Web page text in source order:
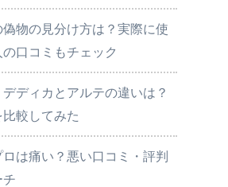
偽物の見分け方は？実際に使
口コミもチェック
デディカとアルテの違いは？
較してみた
は痛い？悪い口コミ・評判
チ